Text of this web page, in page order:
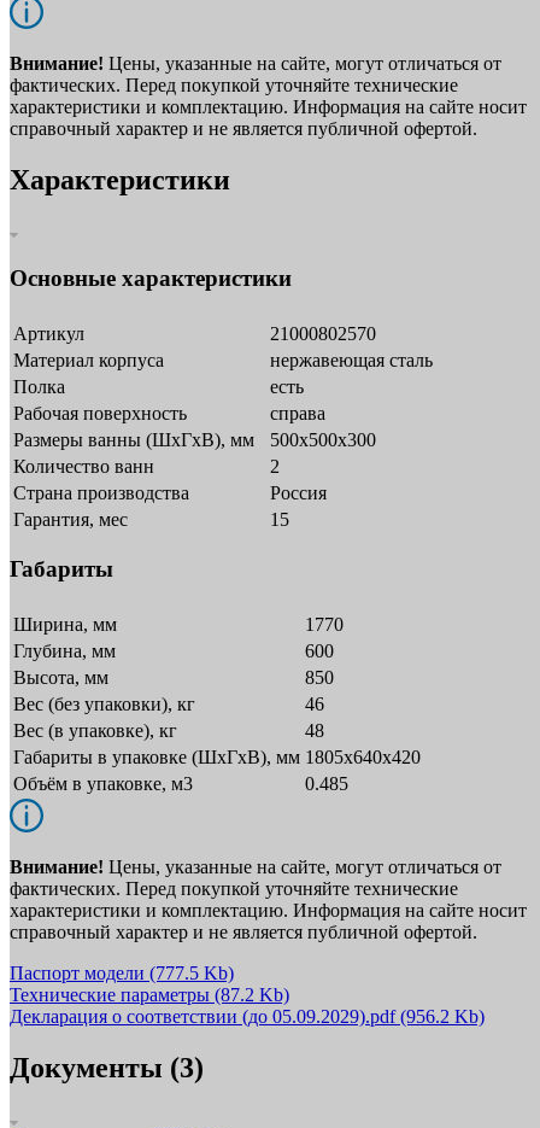
Внимание! Цены, указанные на сайте, могут отличаться от
фактических. Перед покупкой уточняйте технические
характеристики и комплектацию. Информация на сайте носит
справочный характер и не является публичной офертой.
Характеристики
Основные характеристики
Артикул
21000802570
Материал корпуса
нержавеющая сталь
Полка
есть
Рабочая поверхность
справа
Размеры ванны (ШхГхВ), мм
500x500x300
Количество ванн
2
Страна производства
Россия
Гарантия, мес
15
Габариты
Ширина, мм
1770
Глубина, мм
600
Высота, мм
850
Вес (без упаковки), кг
46
Вес (в упаковке), кг
48
Габариты в упаковке (ШxГxВ), мм 1805х640х420
Объём в упаковке, м3
0.485
Внимание! Цены, указанные на сайте, могут отличаться от
фактических. Перед покупкой уточняйте технические
характеристики и комплектацию. Информация на сайте носит
справочный характер и не является публичной офертой.
Паспорт модели (777.5 Kb)
Технические параметры (87.2 Kb)
Декларация о соответствии (до 05.09.2029).pdf(956.2 Kb)
Документы (3)